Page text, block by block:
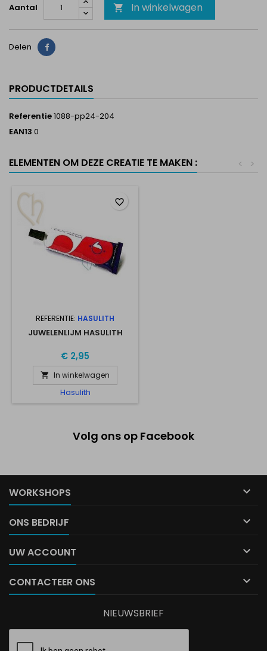
Aantal  In winkelwagen
Delen Delen
PRODUCTDETAILS
Referentie1088-pp24-204
EAN13 0
ELEMENTEN OM DEZE CREATIE TE MAKEN : >
<
REFERENTIE: HASULITH
JUWELENLIJM HASULITH
€ 2,95
 In winkelwagen
Hasulith
favorite_border
Volg ons op Facebook
WORKSHOPS 
ONS BEDRIJF 
UW ACCOUNT 
CONTACTEER ONS 
NIEUWSBRIEF